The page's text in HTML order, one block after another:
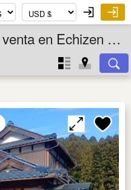
Casas tradicionales en venta en Echizen Shi, Fukui Ken, Chubu, Japón